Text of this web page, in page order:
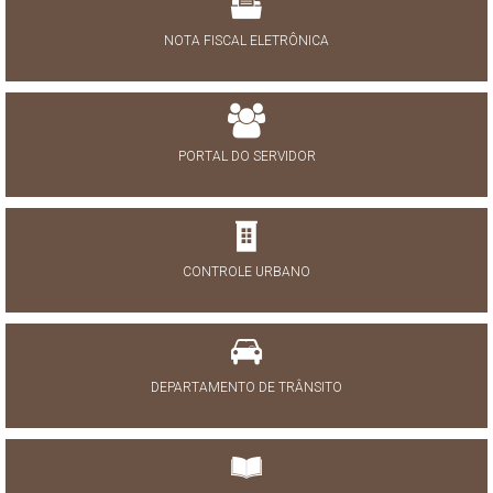
NOTA FISCAL ELETRÔNICA
PORTAL DO SERVIDOR
CONTROLE URBANO
DEPARTAMENTO DE TRÂNSITO